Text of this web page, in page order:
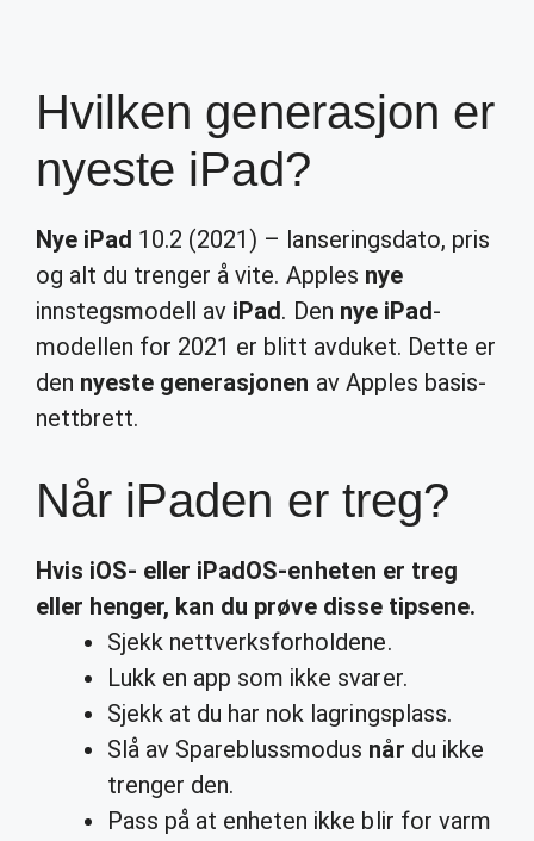
Hvilken generasjon er
nyeste iPad?
Nye iPad 10.2 (2021) – lanseringsdato, pris
og alt du trenger å vite. Apples nye
innstegsmodell av iPad. Den nye iPad-
modellen for 2021 er blitt avduket. Dette er
den nyeste generasjonen av Apples basis-
nettbrett.
Når iPaden er treg?
Hvis iOS- eller iPadOS-enheten er treg
eller henger, kan du prøve disse tipsene.
Sjekk nettverksforholdene.
Lukk en app som ikke svarer.
Sjekk at du har nok lagringsplass.
Slå av Spareblussmodus når du ikke
trenger den.
Pass på at enheten ikke blir for varm